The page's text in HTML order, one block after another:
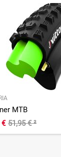
MTB
€ 51,95 €²